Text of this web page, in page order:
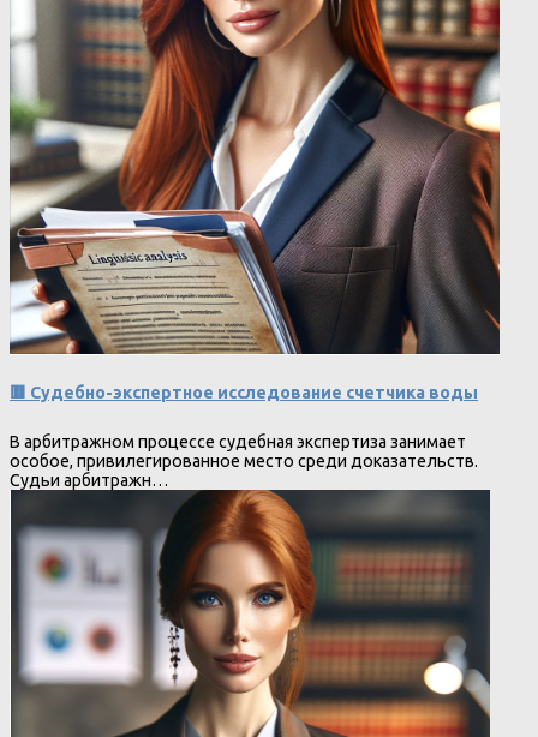
🟥 Судебно-экспертное исследование счетчика воды
В арбитражном процессе судебная экспертиза занимает
особое, привилегированное место среди доказательств.
Судьи арбитражн…